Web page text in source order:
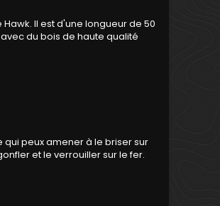
Il est d'une longueur de 50
du bois de haute qualité
peux amener à le briser sur
et le verrouiller sur le fer.